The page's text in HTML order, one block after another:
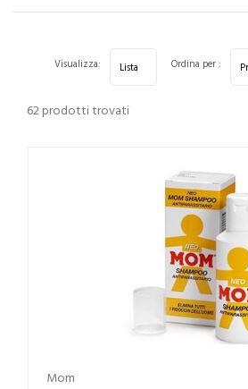
62 prodotti trovati
Visualizza: Ordina per :
Mom